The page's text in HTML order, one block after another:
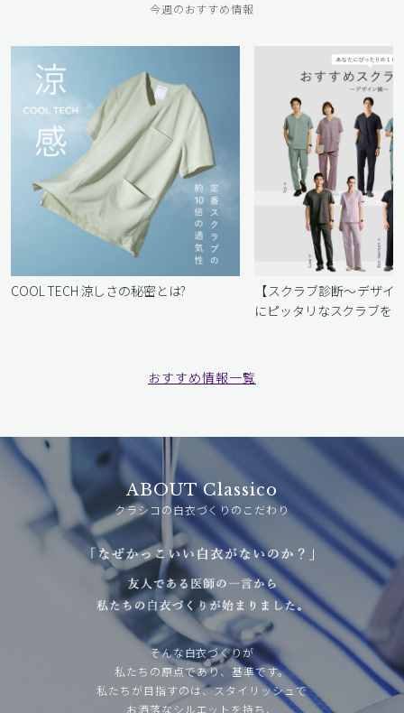
今週のおすすめ情報
COOL TECH 涼しさの秘密とは?
【スクラブ診断〜デザイ
にピッタリなスクラブを
おすすめ情報一覧
ABOUT Classico
クラシコの白衣づくりのこだわり
そんな白衣づくりが
私たちの原点であり、基準です。
私たちが目指すのは、スタイリッシュで
お洒落なシルエットを持ち、